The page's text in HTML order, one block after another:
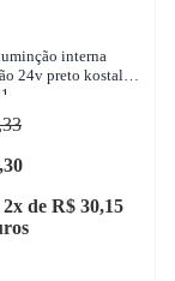
interna
24v preto kostal -
2x de R$ 30,15